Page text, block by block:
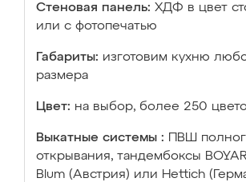
Стеновая панель: ХДФ в цвет
или с фотопечатью
Габариты: изготовим кухню
размера
Цвет: на выбор, более 250
Выкатные системы :
ПВШ
открывания, тандембоксы
Blum (Австрия) или Hettich